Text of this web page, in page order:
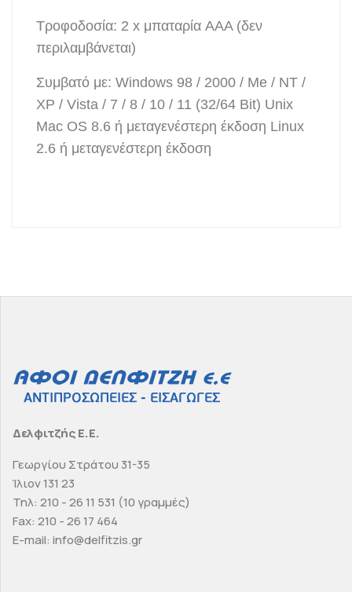
Τροφοδοσία: 2 x μπαταρία AAA (δεν
περιλαμβάνεται)
Συμβατό με: Windows 98 / 2000 / Me / NT /
XP / Vista / 7 / 8 / 10 / 11 (32/64 Bit) Unix
Mac OS 8.6 ή μεταγενέστερη έκδοση Linux
2.6 ή μεταγενέστερη έκδοση
Δελφιτζής Ε.Ε.
Γεωργίου Στράτου 31-35
Ίλιον 131 23
Τηλ: 210 - 26 11 531 (10 γραμμές)
Fax: 210 - 26 17 464
E-mail: info@delfitzis.gr